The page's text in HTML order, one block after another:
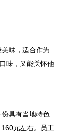
美味，适合作为
味，又能关怀他
具有当地特色
元左右。员工